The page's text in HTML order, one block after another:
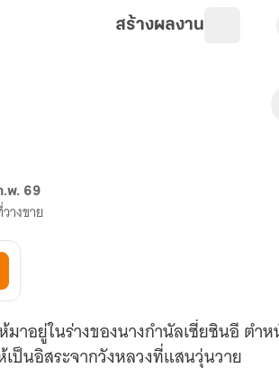
สร้างผลงาน
.พ. 69
างขาย
ป็นอิสระจากวังหลวงที่แสนวุ่นวาย